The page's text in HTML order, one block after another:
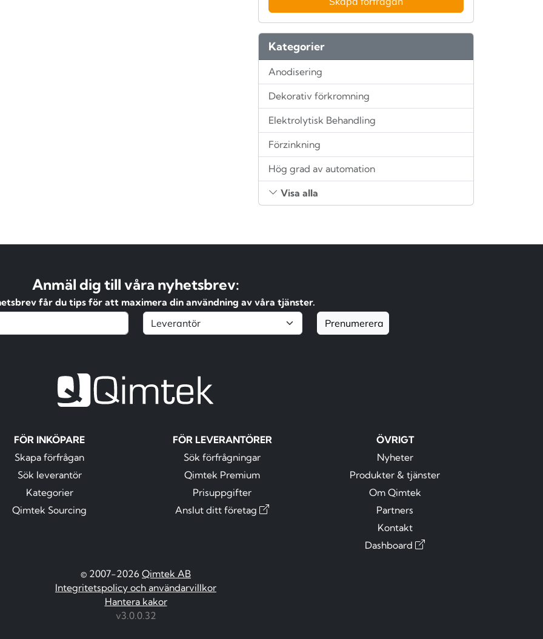
Kategorier
Anodisering
Dekorativ förkromning
Elektrolytisk Behandling
Förzinkning
Hög grad av automation
Visa alla
Anmäl dig till våra nyhetsbrev:
får du tips för att maximera din användning av våra tjänster.
Prenumerera
FÖR INKÖPARE
Skapa förfrågan
Sök leverantör
Kategorier
Qimtek Sourcing
FÖR LEVERANTÖRER
Sök förfrågningar
Qimtek Premium
Prisuppgifter
Anslut ditt företag
ÖVRIGT
Nyheter
Produkter & tjänster
Om Qimtek
Partners
Kontakt
Dashboard
© 2007-2026 Qimtek AB
Integritetspolicy och användarvillkor
Hantera kakor
v3.0.0.32